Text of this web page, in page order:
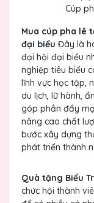
Cúp
Mua cúp pha lê
đại biểu Đây là
đại hội đại biểu
nghiệp tiêu biểu
lĩnh vực học tập,
du lịch, lữ hành,
góp phần đẩy
nâng cao chất
bước xây dựng
phát triển thành
Quà tặng Biểu
chức hội thành